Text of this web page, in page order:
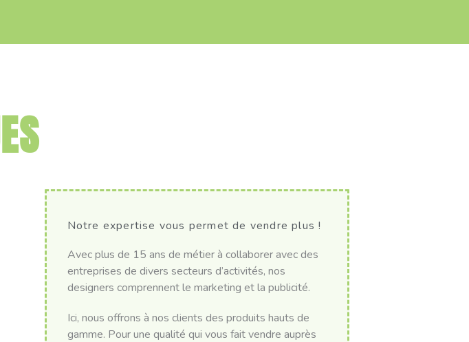
Notre expertise vous permet de vendre plus !
Avec plus de 15 ans de métier à collaborer avec des
entreprises de divers secteurs d’activités, nos
designers comprennent le marketing et la publicité.
Ici, nous offrons à nos clients des produits hauts de
gamme. Pour une qualité qui vous fait vendre auprès